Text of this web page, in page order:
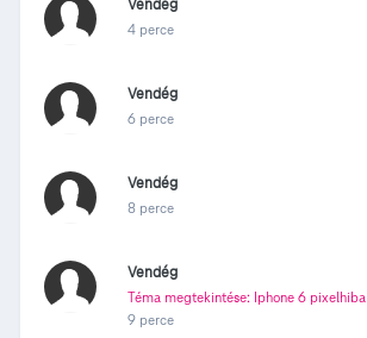
Vendég
4 perce
Vendég
6 perce
Vendég
8 perce
Vendég
Téma megtekintése: Iphone 6 pixelhiba
9 perce